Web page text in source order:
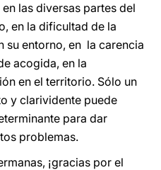
las diversas partes del
en la dificultad de la
su entorno, en la carencia
acogida, en la
en el territorio. Sólo un
y clarividente puede
para dar
problemas.
¡gracias por el